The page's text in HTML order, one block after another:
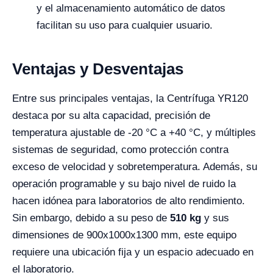
y el almacenamiento automático de datos
facilitan su uso para cualquier usuario.
Ventajas y Desventajas
Entre sus principales ventajas, la Centrífuga YR120
destaca por su alta capacidad, precisión de
temperatura ajustable de -20 °C a +40 °C, y múltiples
sistemas de seguridad, como protección contra
exceso de velocidad y sobretemperatura. Además, su
operación programable y su bajo nivel de ruido la
hacen idónea para laboratorios de alto rendimiento.
Sin embargo, debido a su peso de 510 kg y sus
dimensiones de 900x1000x1300 mm, este equipo
requiere una ubicación fija y un espacio adecuado en
el laboratorio.